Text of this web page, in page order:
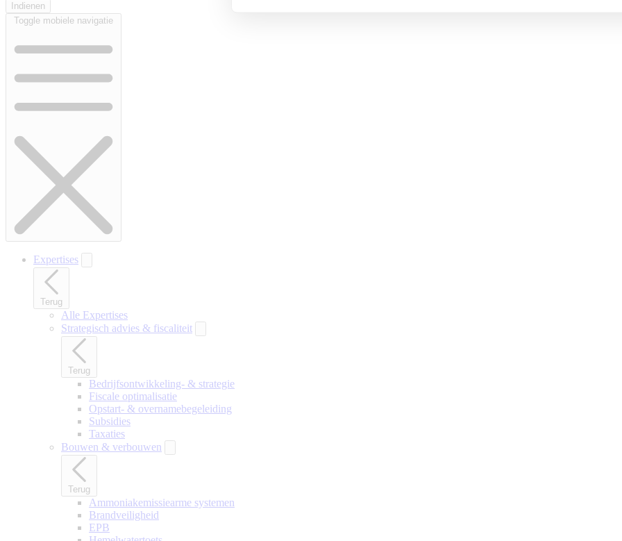
Toggle mobiele navigatie
Expertises
Terug
Alle Expertises
Strategisch advies & fiscaliteit
Terug
Bedrijfsontwikkeling- & strategie
Fiscale optimalisatie
Opstart- & overnamebegeleiding
Subsidies
Taxaties
Bouwen & verbouwen
Terug
Ammoniakemissiearme systemen
Brandveiligheid
EPB